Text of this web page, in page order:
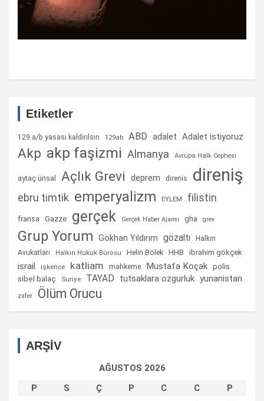
Etiketler
129 a/b yasası kaldırılsın 129ab ABD adalet Adalet istiyoruz
Akp akp faşizmi Almanya Avrupa Halk Cephesi
aytaç ünsal Açlık Grevi deprem direnis direniş
ebru timtik emperyalizm EYLEM filistin
fransa Gazze gerçek Gerçek Haber Ajansı gha grev
Grup Yorum Gökhan Yıldırım gözaltı
Halkın
Avukatları
Halkın Hukuk Bürosu Helin Bölek HHB ibrahim gökçek
israil işkence katliam mahkeme Mustafa Koçak polis
sibel balaç Suriye TAYAD tutsaklara ozgurluk yunanistan
zafer Ölüm Orucu
ARŞİV
AĞUSTOS 2026
P
S Ç P C C
P